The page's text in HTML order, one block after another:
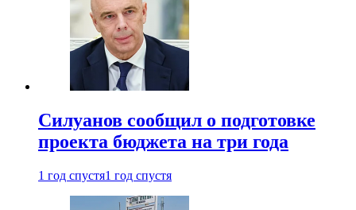
Силуанов сообщил о подготовке
проекта бюджета на три года
1 год спустя1 год спустя